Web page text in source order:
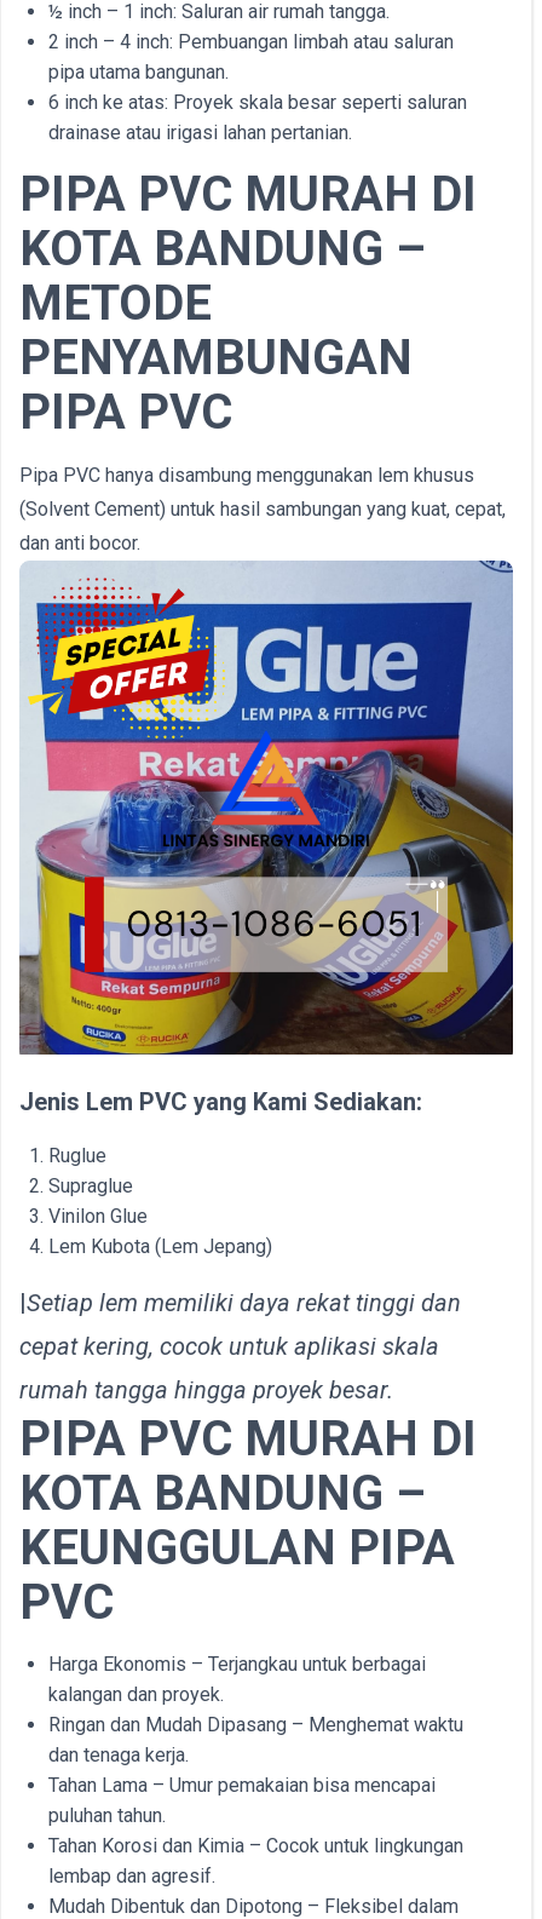
½ inch – 1 inch: Saluran air rumah tangga.
2 inch – 4 inch: Pembuangan limbah atau saluran
pipa utama bangunan.
6 inch ke atas: Proyek skala besar seperti saluran
drainase atau irigasi lahan pertanian.
PIPA PVC MURAH DI
KOTA BANDUNG –
METODE
PENYAMBUNGAN
PIPA PVC
Pipa PVC hanya disambung menggunakan lem khusus
(Solvent Cement) untuk hasil sambungan yang kuat, cepat,
dan anti bocor.
Jenis Lem PVC yang Kami Sediakan:
Ruglue
Supraglue
Vinilon Glue
Lem Kubota (Lem Jepang)
|Setiap lem memiliki daya rekat tinggi dan
cepat kering, cocok untuk aplikasi skala
rumah tangga hingga proyek besar.
PIPA PVC MURAH DI
KOTA BANDUNG –
KEUNGGULAN PIPA
PVC
Harga Ekonomis – Terjangkau untuk berbagai
kalangan dan proyek.
Ringan dan Mudah Dipasang – Menghemat waktu
dan tenaga kerja.
Tahan Lama – Umur pemakaian bisa mencapai
puluhan tahun.
Tahan Korosi dan Kimia – Cocok untuk lingkungan
lembap dan agresif.
Mudah Dibentuk dan Dipotong – Fleksibel dalam